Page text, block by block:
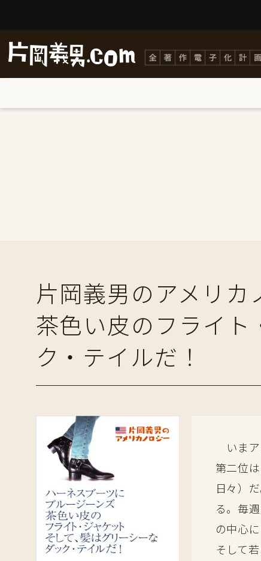
片岡義男のアメリ
茶色い皮のフライ
ク・テイルだ！
いまア
第二位
日々）
る。毎
の中心
そして